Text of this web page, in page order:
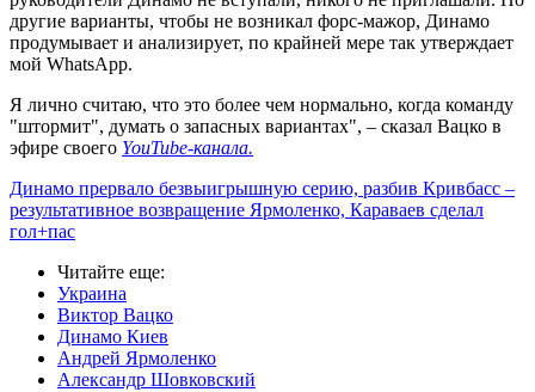
другие варианты, чтобы не возникал форс-мажор, Динамо
продумывает и анализирует, по крайней мере так утверждает
мой WhatsApp.
Я лично считаю, что это более чем нормально, когда команду
"штормит", думать о запасных вариантах", – сказал Вацко в
эфире своего YouTube-канала.
Динамо прервало безвыигрышную серию, разбив Кривбасс –
результативное возвращение Ярмоленко, Караваев сделал
гол+пас
Читайте еще:
Украина
Виктор Вацко
Динамо Киев
Андрей Ярмоленко
Александр Шовковский